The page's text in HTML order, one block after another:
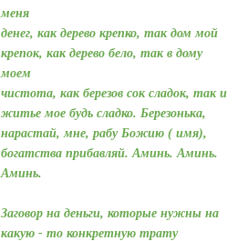
меня
денег, как дерево крепко, так дом мой
крепок, как дерево бело, так в дому
моем
чистота, как березов сок сладок, так и
житье мое будь сладко. Березонька,
нарастай, мне, рабу Божию ( имя),
богатства прибавляй. Аминь. Аминь.
Аминь.
Заговор на деньги, которые нужны на
какую - то конкретную трату